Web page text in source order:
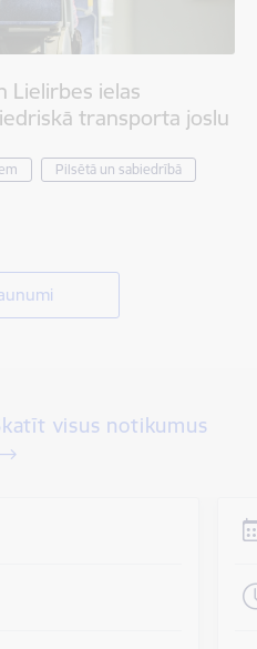
Lielirbes ielas
transporta joslu
Pilsētā un sabiedrībā
visus notikumus